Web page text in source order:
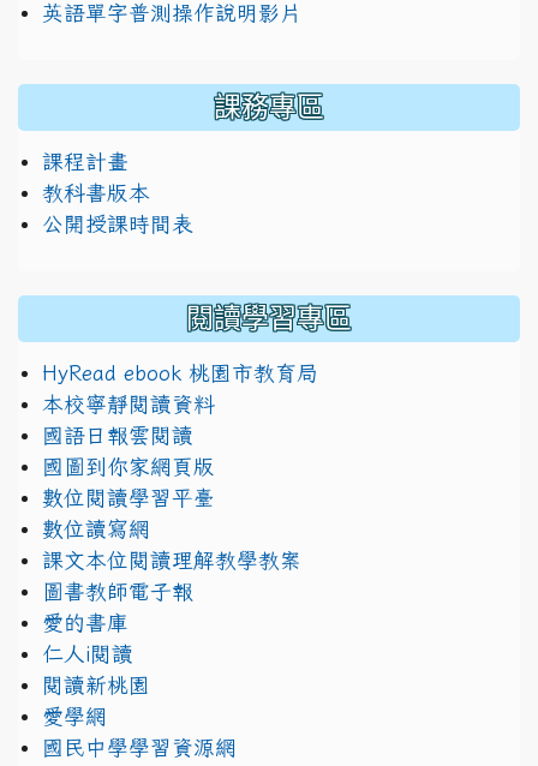
英語單字普測操作說明影片
課務專區
課程計畫
教科書版本
公開授課時間表
閱讀學習專區
HyRead ebook 桃園市教育局
本校寧靜閱讀資料
國語日報雲閱讀
國圖到你家網頁版
數位閱讀學習平臺
數位讀寫網
課文本位閱讀理解教學教案
圖書教師電子報
愛的書庫
仁人i閱讀
閱讀新桃園
愛學網
國民中學學習資源網